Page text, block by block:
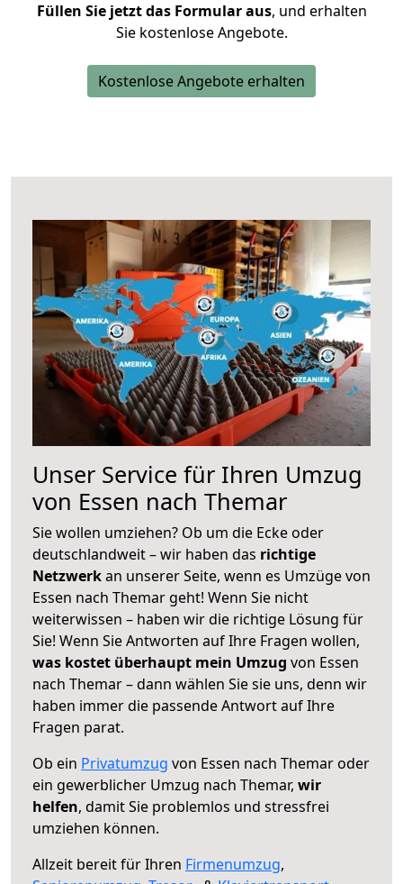
Füllen Sie jetzt das Formular aus, und erhalten
Sie kostenlose Angebote.
Kostenlose Angebote erhalten
Unser Service für Ihren Umzug
von Essen nach Themar
Sie wollen umziehen? Ob um die Ecke oder
deutschlandweit – wir haben das richtige
Netzwerkan unserer Seite, wenn es Umzüge von
Essen nach Themar geht! Wenn Sie nicht
weiterwissen – haben wir die richtige Lösung für
Sie! Wenn Sie Antworten auf Ihre Fragen wollen,
was kostet überhaupt mein Umzug von Essen
nach Themar – dann wählen Sie sie uns, denn wir
haben immer die passende Antwort auf Ihre
Fragen parat.
Ob ein Privatumzug von Essen nach Themar oder
ein gewerblicher Umzug nach Themar, wir
helfen, damit Sie problemlos und stressfrei
umziehen können.
Allzeit bereit für Ihren Firmenumzug,